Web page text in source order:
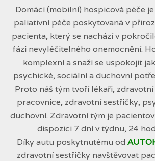
Domácí (mobilní) hospicová péče
paliativní péče poskytovaná v
pacienta, který se nachází v
fázi nevyléčitelného onemocnění.
komplexní a snaží se uspokojit
psychické, sociální a duchovní
Proto náš tým tvoří lékaři,
pracovnice, zdravotní sestřičky,
duchovní. Zdravotní tým je
dispozici 7 dní v týdnu, 24
Díky autu poskytnutému od
zdravotní sestřičky navštěvovat